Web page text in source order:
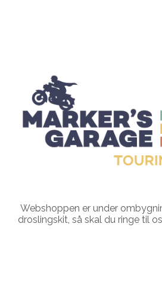
Webshoppen er under
droslingskit, så skal du ringe til